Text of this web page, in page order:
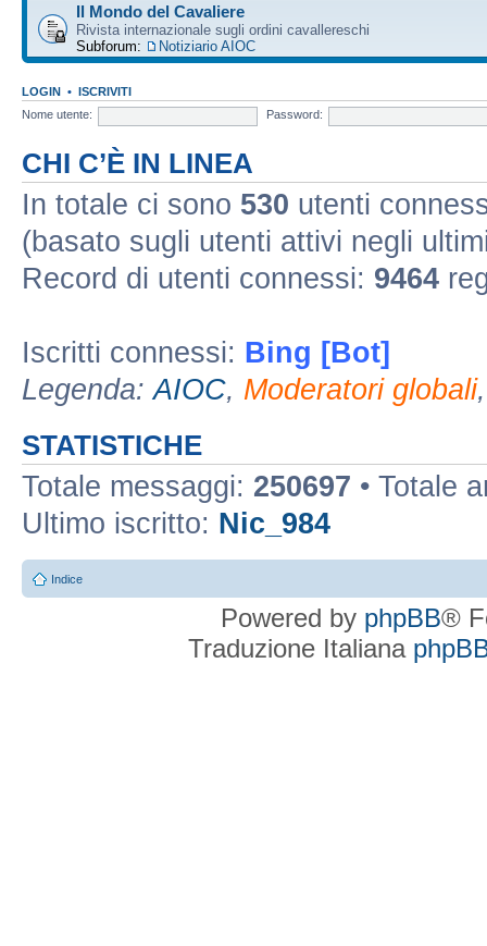
Il Mondo del Cavaliere
Rivista internazionale sugli ordini cavallereschi
Subforum:
Notiziario AIOC
LOGIN • ISCRIVITI
Nome utente:
Password:
CHI C’È IN LINEA
In totale ci sono 530 utenti
(basato sugli utenti attivi negli
Record di utenti connessi: 9464
Iscritti connessi: Bing [Bot]
Legenda:AIOC, Moderatori globali
STATISTICHE
Totale messaggi: 250697 • Totale
Ultimo iscritto: Nic_984
Indice
Powered by phpBB®
Traduzione Italiana